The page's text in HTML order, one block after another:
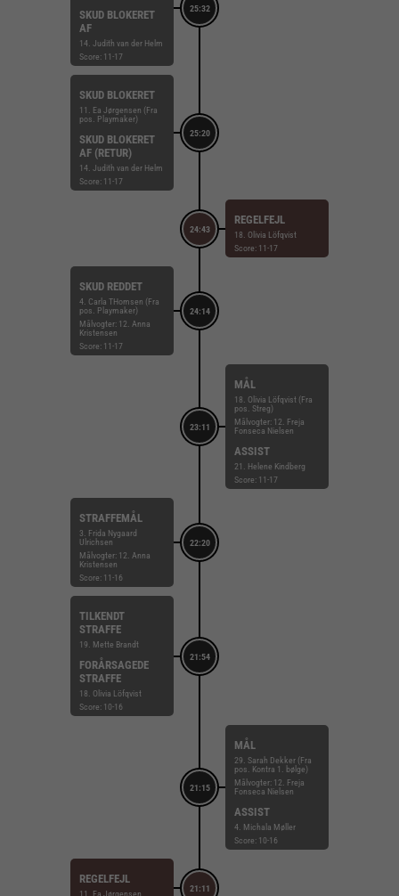
25:32
SKUD BLOKERET
AF
14. Judith van der Helm
Score: 11-17
25:20
SKUD BLOKERET
11. Ea Jørgensen (Fra
pos. Playmaker)
SKUD BLOKERET
AF (RETUR)
14. Judith van der Helm
Score: 11-17
24:43
REGELFEJL
18. Olivia Löfqvist
Score: 11-17
24:14
SKUD REDDET
4. Carla THomsen (Fra
pos. Playmaker)
Målvogter: 12. Anna
Kristensen
Score: 11-17
23:11
MÅL
18. Olivia Löfqvist (Fra
pos. Streg)
Målvogter: 12. Freja
Fonseca Nielsen
ASSIST
21. Helene Kindberg
Score: 11-17
22:20
STRAFFEMÅL
3. Frida Nygaard
Ulrichsen
Målvogter: 12. Anna
Kristensen
Score: 11-16
21:54
TILKENDT
STRAFFE
19. Mette Brandt
FORÅRSAGEDE
STRAFFE
18. Olivia Löfqvist
Score: 10-16
21:15
MÅL
29. Sarah Dekker (Fra
pos. Kontra 1. bølge)
Målvogter: 12. Freja
Fonseca Nielsen
ASSIST
4. Michala Møller
Score: 10-16
21:11
REGELFEJL
11. Ea Jørgensen